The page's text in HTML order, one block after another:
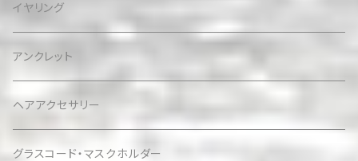
イヤリング
アンクレット
ヘアアクセサリー
グラスコード・マスクホルダー